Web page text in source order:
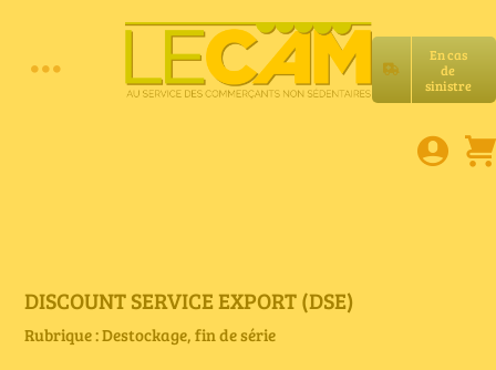
En cas
de
sinistre
Toggle
E-book
DISCOUNT SERVICE EXPORT (DSE)
Rubrique : Destockage, fin de série